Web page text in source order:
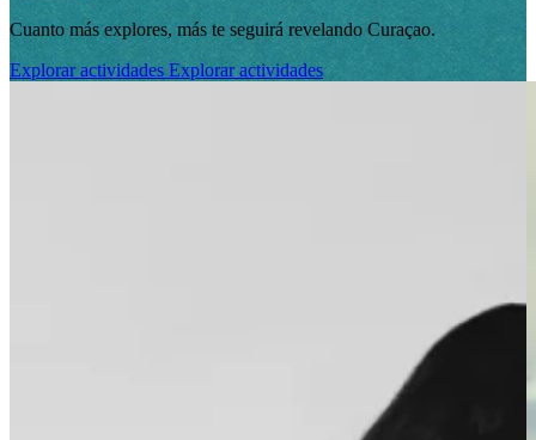
Cuanto más explores, más te seguirá revelando Curaçao.
Explorar actividades Explorar actividades